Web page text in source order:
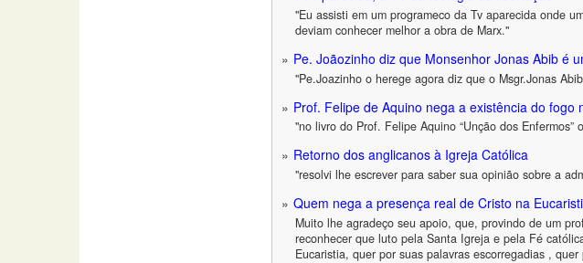
"Eu assisti em um programeco da Tv aparecida onde
deviam conhecer melhor a obra de Marx."
Pe. Joãozinho diz que Monsenhor Jonas Abib é
"Pe.Joazinho o herege agora diz que o Msgr.Jonas
Prof. Felipe de Aquino nega a existência do fogo
"no livro do Prof. Felipe Aquino “Unção dos
Retorno dos anglicanos à Igreja Católica
"resolvi lhe escrever para saber sua opinião sobre a
Quem nega a presença real de Cristo na
Muito lhe agradeço seu apoio, que, provindo de um
reconhecer que luto pela Santa Igreja e pela Fé
Eucaristia, quer por suas palavras escorregadias ,